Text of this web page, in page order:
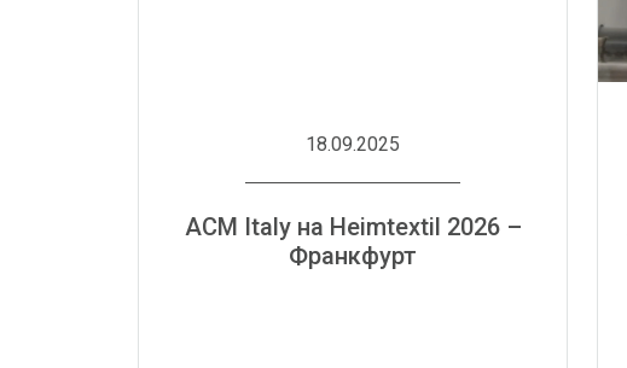
18.09.2025
ACM Italy на Heimtextil 2026 –
Франкфурт